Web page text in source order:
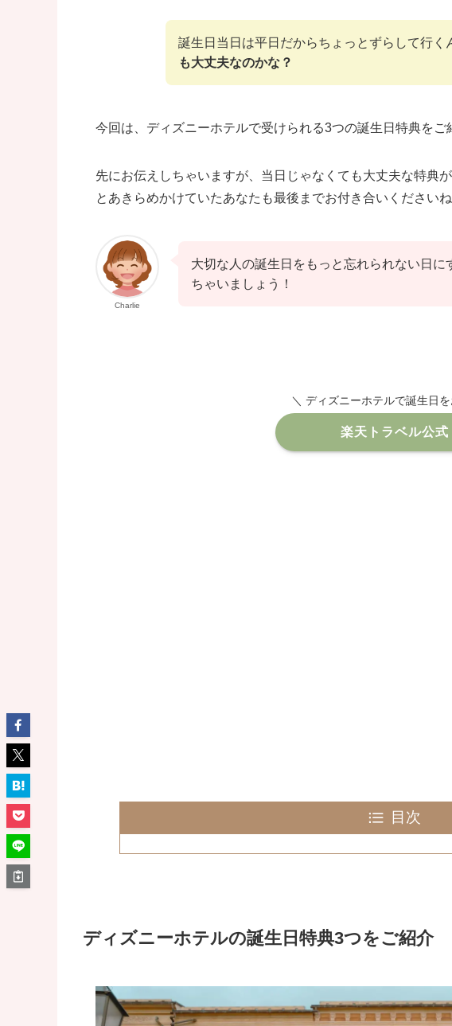
誕生日当日は平日だからちょっとずらして行く
も大丈夫なのかな？
今回は、ディズニーホテルで受けられる3つの誕生日特典をご
先にお伝えしちゃいますが、当日じゃなくても大丈夫な特典
とあきらめかけていたあなたも最後までお付き合いください
Charlie
大切な人の誕生日をもっと忘れられない日に
ちゃいましょう！
＼ ディズニーホテルで誕生日
楽天トラベル公式
目次
ディズニーホテルの誕生日特典3つをご紹介